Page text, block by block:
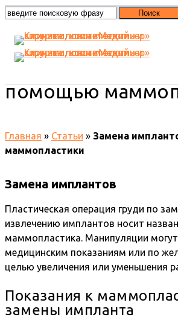
помощью
Главная » Статьи » Замена
маммопластики
Замена имплантов
Пластическая операция груди по
извлечению имплантов носит
маммопластика. Манипуляции
медицинским показаниям или по
целью увеличения или уменьшения
Показания к
замены импланта